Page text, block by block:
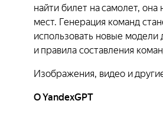
найти билет на самолет,
мест. Генерация команд
использовать новые
и правила составления
Изображения, видео и
О YandexGPT